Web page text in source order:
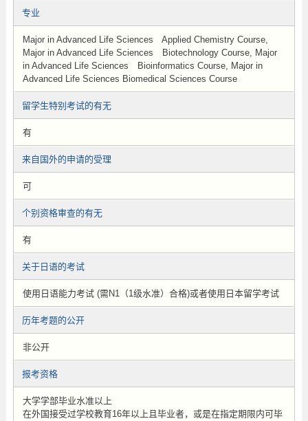
专业
Major in Advanced Life Sciences Applied Chemistry Course,
Major in Advanced Life Sciences Biotechnology Course, Major
in Advanced Life Sciences Bioinformatics Course, Major in
Advanced Life Sciences Biomedical Sciences Course
留学生特别考试的有无
有
来自国外的申请的受理
可
个别资格审查的有无
有
关于日语的考试
使用日语能力考试 (需N1（1级水准）合格)或者使用日本留学考试
历年考题的公开
非公开
报考资格
大学学部毕业水准以上
在外国接受过学校教育16年以上且毕业者，或是在指定期限内可毕